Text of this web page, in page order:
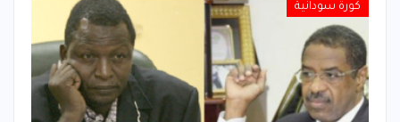
كورة سودانية